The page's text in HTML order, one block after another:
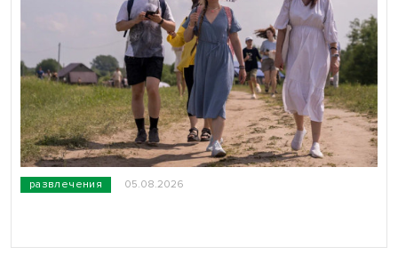
развлечения 05.08.2026